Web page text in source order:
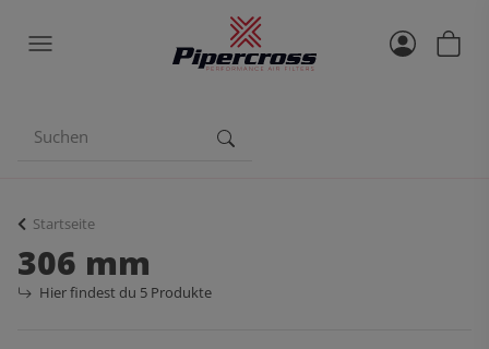
Startseite
306 mm
Hier findest du 5 Produkte